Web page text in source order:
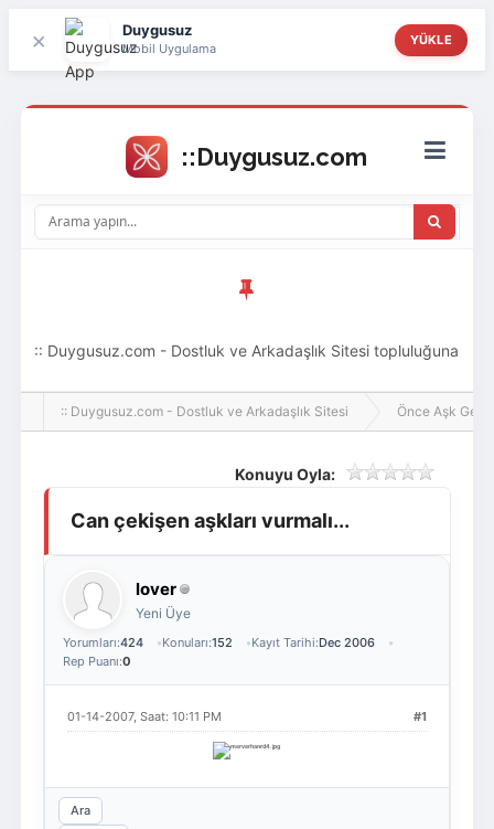
× Duygusuz
Mobil Uygulama
YÜKLE
Giriş Yap
:: Duygusuz.com - Dostluk ve Arkadaşlık Sitesi topluluğuna
hoş geldin ziyaretçi! Aramıza katılmak istersen kayıt
:: Duygusuz.com - Dostluk ve Arkadaşlık Sitesi Önce Aşk Gelir
Konuyu Oyla:
Can çekişen aşkları vurmalı...
lover
Yeni Üye
Yorumları:424 Konuları:152 Kayıt Tarihi:Dec 2006
Rep Puanı:0
#1
01-14-2007, Saat: 10:11 PM
Ara